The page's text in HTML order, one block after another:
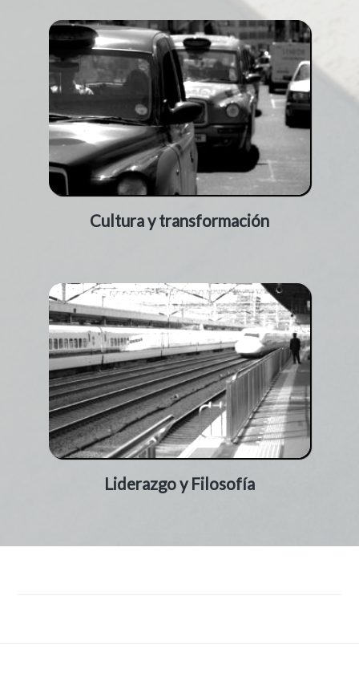
Cultura y transformación
Liderazgo y Filosofía